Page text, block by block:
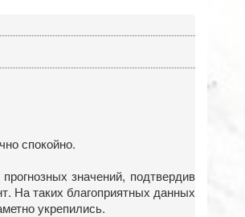
спокойно.
значений, подтвердив
На таких благоприятных данных
укрепились.